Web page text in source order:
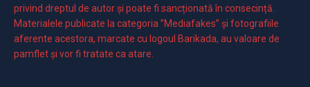
privind dreptul de autor și poate fi sancționată în consecință.
Materialele publicate la categoria ”Mediafakes” și fotografiile
aferente acestora, marcate cu logoul Barikada, au valoare de
pamflet și vor fi tratate ca atare.